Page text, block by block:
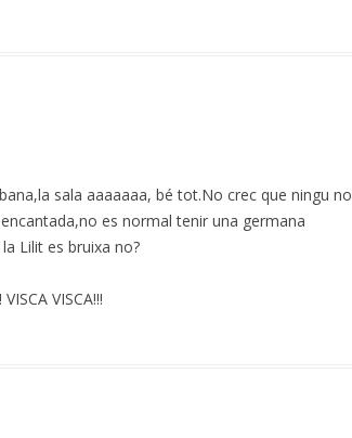
sala aaaaaaa, bé tot.No crec que ningu no
es normal tenir una germana
Lilit es bruixa no?
VISCA!!!